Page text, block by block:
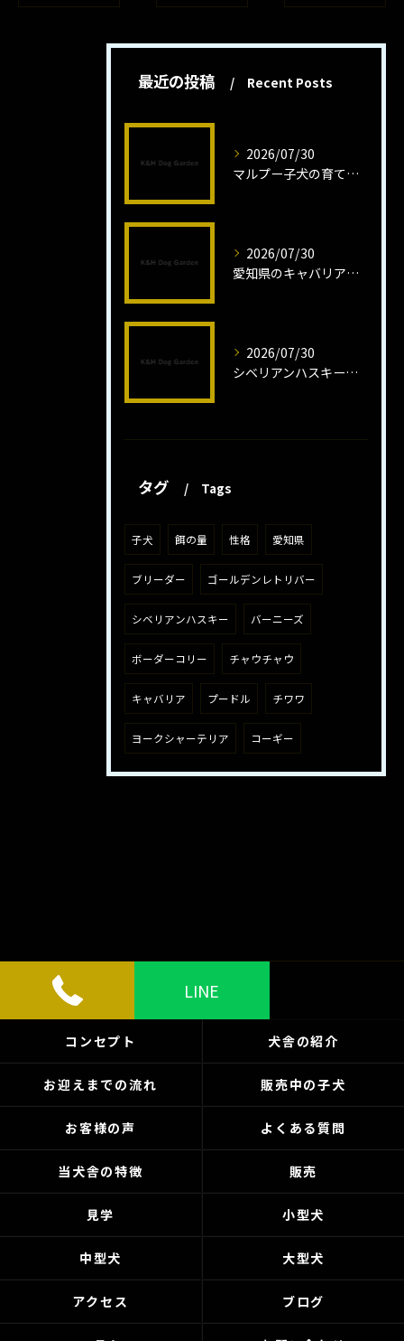
最近の投稿 Recent Posts
2026/07/30
マルプー子犬の育て方と魅力解説
2026/07/30
愛知県のキャバリア子犬の魅力秘話
2026/07/30
シベリアンハスキー子犬の魅力と飼育法
タグ Tags
子犬 餌の量 性格 愛知県
ブリーダー ゴールデンレトリバー
シベリアンハスキー バーニーズ
ボーダーコリー チャウチャウ
キャバリア プードル チワワ
ヨークシャーテリア コーギー
LINE
コンセプト 犬舎の紹介
お迎えまでの流れ 販売中の子犬
お客様の声 よくある質問
当犬舎の特徴 販売
見学 小型犬
中型犬 大型犬
アクセス ブログ